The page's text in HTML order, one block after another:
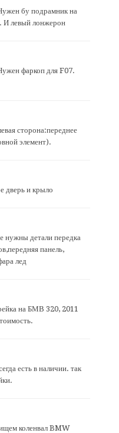
бу подрамник на
И левый лонжерон
фаркоп для F07.
сторона:переднее
элемент).
дверь и крыло
нужны детали передка
панель,
лед
на БМВ 320, 2011
есть в наличии. так
коленвал BMW